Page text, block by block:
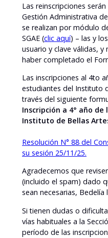
Las reinscripciones
Gestión Administrativa de
se realizan por módulo
SGAE (clic aquí) – las y
usuario y clave válidas,
haber completado el
Las inscripciones al 4to
estudiantes del Instituto
través del siguiente
Inscripción a 4° año
Instituto de Bellas
Resolución N° 88 del
su sesión 25/11/25.
Agradecemos que
(incluido el spam) dado
sean necesarias, Bedelía
Si tienen dudas o
vías habituales a la
período de las